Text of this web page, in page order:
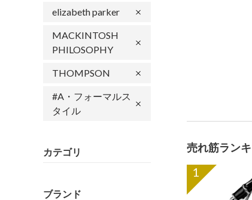
elizabeth parker
MACKINTOSH
PHILOSOPHY
THOMPSON
#A・フォーマルス
タイル
カテゴリ
ブランド
売れ筋ラン
1